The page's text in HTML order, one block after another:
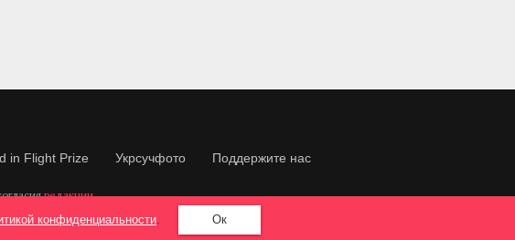
in Flight Prize Укрсучфото Поддержите нас
редакции.
конфиденциальности. Ок